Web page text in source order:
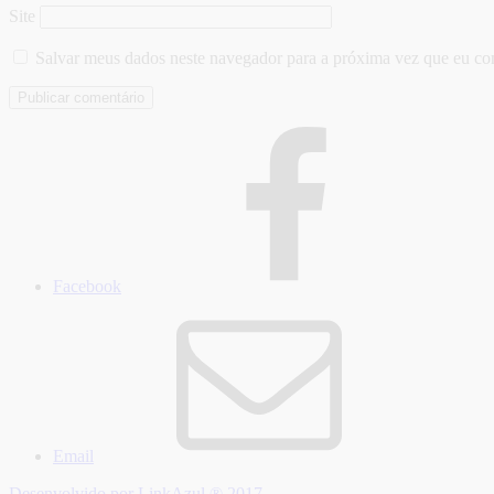
Site
Salvar meus dados neste navegador para a próxima vez que eu
Facebook
Email